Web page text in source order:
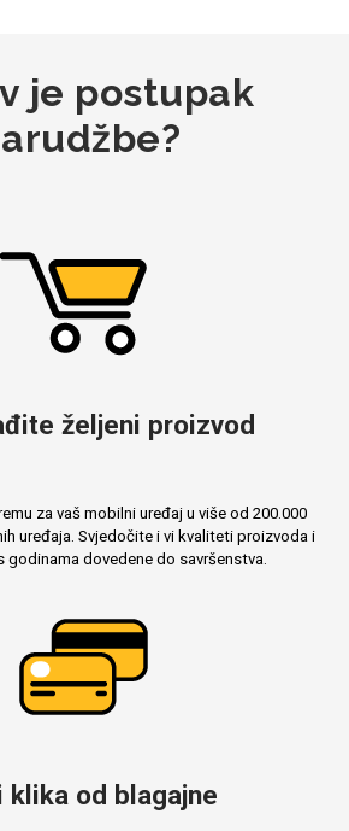
je postupak
željeni proizvod
za vaš mobilni uređaj u više od 200.000
uređaja. Svjedočite i vi kvaliteti proizvoda i
godinama dovedene do savršenstva.
klika od blagajne
MarbleMania
Crtani filmovi